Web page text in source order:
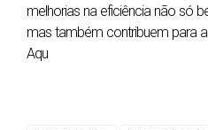
Vantagens: Gestão de
processo de compra,
melhorias na eficiência não só
mas também contribuem para
Aqu